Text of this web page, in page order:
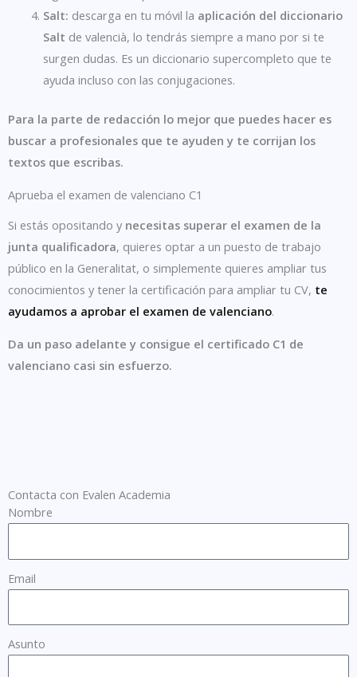
Salt: descarga en tu móvil la aplicación del diccionario
Salt de valencià, lo tendrás siempre a mano por si te
surgen dudas. Es un diccionario supercompleto que te
ayuda incluso con las conjugaciones.
Para la parte de redacción lo mejor que puedes hacer es
buscar a profesionales que te ayuden y te corrijan los
textos que escribas.
Aprueba el examen de valenciano C1
Si estás opositando y necesitas superar el examen de la
junta qualificadora, quieres optar a un puesto de trabajo
público en la Generalitat, o simplemente quieres ampliar tus
conocimientos y tener la certificación para ampliar tu CV, te
ayudamos a aprobar el examen de valenciano.
Da un paso adelante y consigue el certificado C1 de
valenciano casi sin esfuerzo.
Contacta con Evalen Academia
Nombre
Email
Asunto